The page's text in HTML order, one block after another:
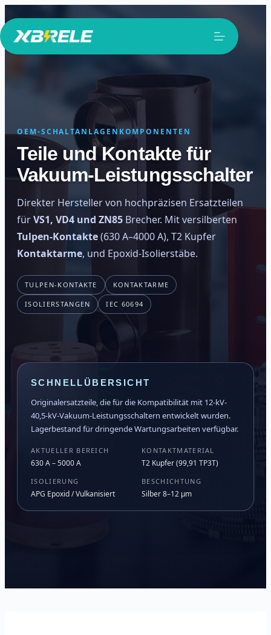
Zum
Inhalt
springen
OEM-SCHALTANLAGENKOMPONENTEN
Teile und Kontakte für
Vakuum-Leistungsschalter
Direkter Hersteller von hochpräzisen Ersatzteilen
fürVS1, VD4 und ZN85 Brecher. Mit versilberten
Tulpen-Kontakte(630 A–4000 A), T2 Kupfer
Kontaktarme, und Epoxid-Isolierstäbe.
TULPEN-KONTAKTE KONTAKTARME
ISOLIERSTANGEN IEC 60694
SCHNELLÜBERSICHT
Originalersatzteile, die für die Kompatibilität mit 12-kV-
40,5-kV-Vakuum-Leistungsschaltern entwickelt wurden.
Lagerbestand für dringende Wartungsarbeiten verfügbar.
AKTUELLER BEREICH
630 A – 5000 A
KONTAKTMATERIAL
T2 Kupfer (99,91 TP3T)
ISOLIERUNG
APG Epoxid / Vulkanisiert
BESCHICHTUNG
Silber 8–12 μm